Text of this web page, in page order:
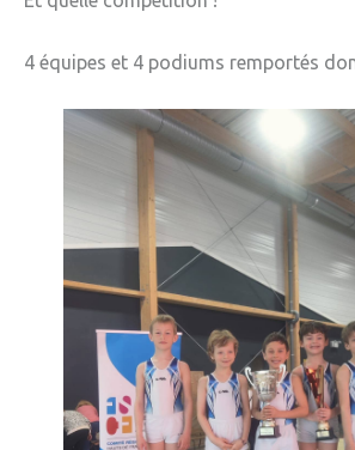
» Les Vitraux de l'Eglise
» Services municipaux
» Métropole Européenne de Lille
VIE PRATIQUE
» Actualités
» Agenda
» Aide à la famille
» Commerces et artisans
4 équipes et 4 podiums remportés